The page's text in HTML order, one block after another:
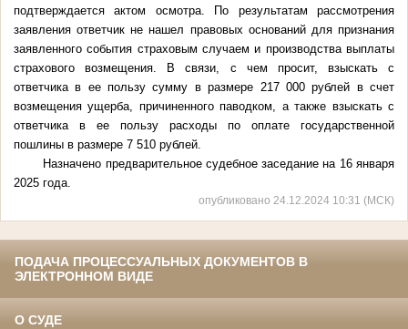
подтверждается актом осмотра. По результатам рассмотрения
заявления ответчик не нашел правовых оснований для признания
заявленного события страховым случаем и производства выплаты
страхового возмещения. В связи, с чем просит, взыскать с
ответчика в ее пользу сумму в размере 217 000 рублей в счет
возмещения ущерба, причиненного паводком, а также взыскать с
ответчика в ее пользу расходы по оплате государственной
пошлины в размере 7 510 рублей.
Назначено предварительное судебное заседание на 16 января
2025 года.
опубликовано 24.12.2024 10:31 (МСК)
ПОДАЧА ПРОЦЕССУАЛЬНЫХ ДОКУМЕНТОВ В
ЭЛЕКТРОННОМ ВИДЕ
О СУДЕ